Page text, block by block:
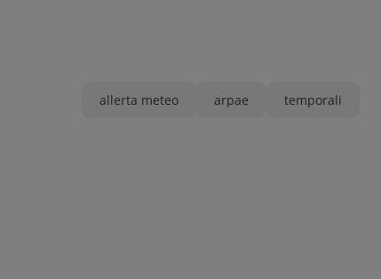
allerta meteo arpae temporali